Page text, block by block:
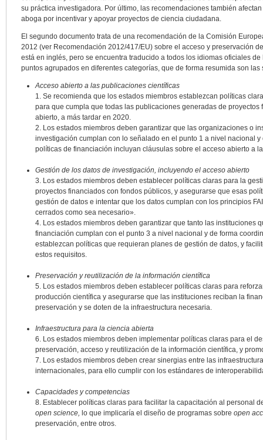
su práctica investigadora. Por último, las recomendaciones también
aboga por incentivar y apoyar proyectos de ciencia ciudadana.
El segundo documento trata de una recomendación de la Comisión
2012 (ver Recomendación 2012/417/EU) sobre el acceso y preservación
está en inglés, pero se encuentra traducido a todos los idiomas oficiales
puntos agrupados en diferentes categorías, que de forma resumida son las
Acceso abierto a las publicaciones científicas
1. Se recomienda que los estados miembros establezcan políticas
para que cumpla que todas las publicaciones generadas de
abierto, a más tardar en 2020.
2. Los estados miembros deben garantizar que las organizaciones o
investigación cumplan con lo señalado en el punto 1 a nivel nacional
políticas de financiación incluyan cláusulas sobre el acceso abierto a
Gestión de los datos de investigación, incluyendo el acceso abierto
3. Los estados miembros deben establecer políticas claras para la
proyectos financiados con fondos públicos, y asegurarse que esas
gestión de datos e intentar que los datos cumplan con los principios
cerrados como sea necesario».
4. Los estados miembros deben garantizar que tanto las instituciones
financiación cumplan con el punto 3 a nivel nacional y de forma
establezcan políticas que requieran planes de gestión de datos, y
estos requisitos.
Preservación y reutilización de la información científica
5. Los estados miembros deben establecer políticas claras para
producción científica y asegurarse que las instituciones reciban la
preservación y se doten de la infraestructura necesaria.
Infraestructura para la ciencia abierta
6. Los estados miembros deben implementar políticas claras para el
preservación, acceso y reutilización de la información científica, y
7. Los estados miembros deben crear sinergias entre las
internacionales, para ello cumplir con los estándares de
Capacidades y competencias
8. Establecer políticas claras para facilitar la capacitación al personal
open science, lo que implicaría el diseño de programas sobre open
preservación, entre otros.